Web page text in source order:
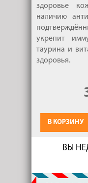
здоровье
наличию
укрепит
таурина и
здоровья.
В КОРЗИНУ
ВЫ